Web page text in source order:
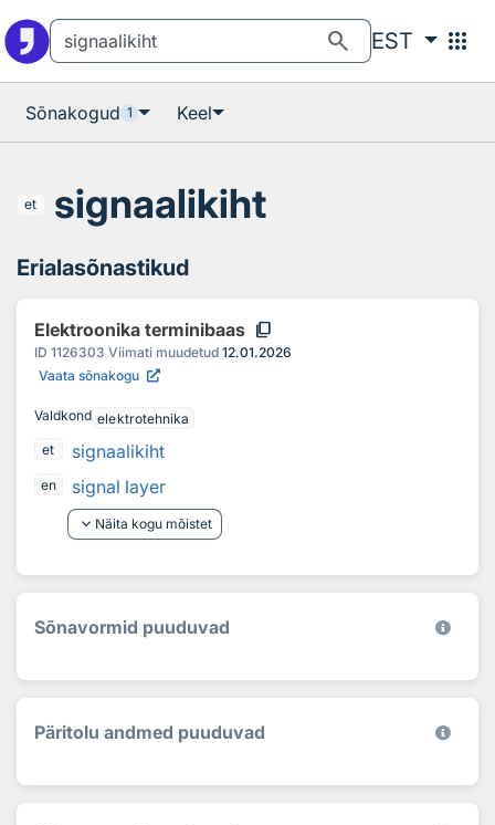
search EST apps
Sõnakogud 1 Keel
et signaalikiht
Erialasõnastikud
Elektroonika terminibaas content_copy
ID 1126303 Viimati muudetud 12.01.2026
Vaata sõnakogu
Valdkond elektrotehnika
et
signaalikiht
en
signal layer
keyboard_arrow_down Näita kogu mõistet
Sõnavormid puuduvad
Päritolu andmed puuduvad